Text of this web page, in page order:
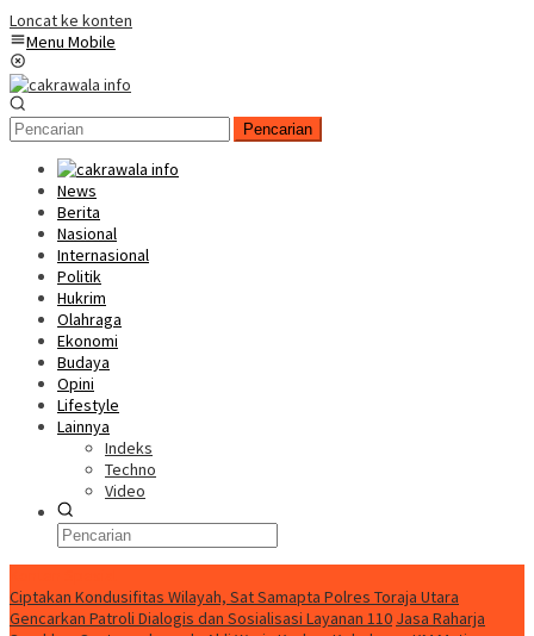
Loncat ke konten
Menu Mobile
Pencarian
News
Berita
Nasional
Internasional
Politik
Hukrim
Olahraga
Ekonomi
Budaya
Opini
Lifestyle
Lainnya
Indeks
Techno
Video
Ciptakan Kondusifitas Wilayah, Sat Samapta Polres Toraja Utara
Gencarkan Patroli Dialogis dan Sosialisasi Layanan 110 Jasa Raharja